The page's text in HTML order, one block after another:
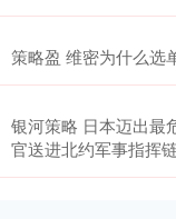
策略盈 维密为什么选
银河策略 日本迈出最
官送进北约军事指挥